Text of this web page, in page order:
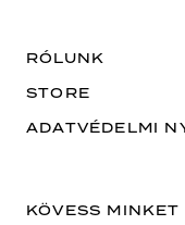
RÓLUNK
STORE
ADATVÉDELMI
KÖVESS MINKET